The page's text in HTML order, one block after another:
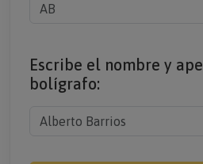
Escribe el nombre y
bolígrafo: